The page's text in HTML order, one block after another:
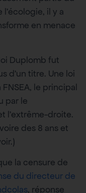
il y a
en menace
Duplomb fut
d’un titre. Une loi
le principal
par le
l’extrême-droite.
des 8 ans et
la censure de
du directeur de
, réponse